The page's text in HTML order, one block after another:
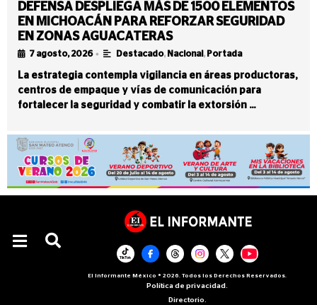
DEFENSA DESPLIEGA MÁS DE 1500 ELEMENTOS
EN MICHOACÁN PARA REFORZAR SEGURIDAD
EN ZONAS AGUACATERAS
7 agosto, 2026 • Destacado, Nacional , Portada
La estrategia contempla vigilancia en áreas productoras,
centros de empaque y vías de comunicación para
fortalecer la seguridad y combatir la extorsión …
El Informante México ® 2026. Todos los Derechos Reservados.
Política de privacidad.
Directorio.